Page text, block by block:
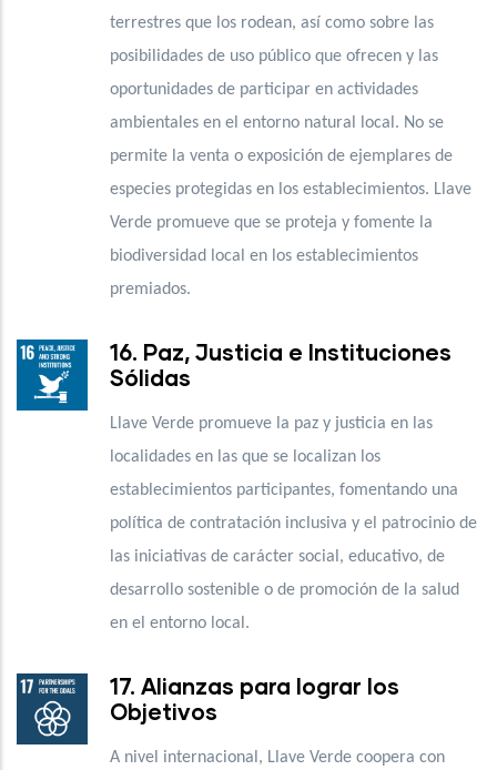
terrestres que los rodean, así como sobre las
posibilidades de uso público que ofrecen y las
oportunidades de participar en actividades
ambientales en el entorno natural local. No se
permite la venta o exposición de ejemplares de
especies protegidas en los establecimientos. Llave
Verde promueve que se proteja y fomente la
biodiversidad local en los establecimientos
premiados.
16. Paz, Justicia e Instituciones
Sólidas
Llave Verde promueve la paz y justicia en las
localidades en las que se localizan los
establecimientos participantes, fomentando una
política de contratación inclusiva y el patrocinio de
las iniciativas de carácter social, educativo, de
desarrollo sostenible o de promoción de la salud
en el entorno local.
17. Alianzas para lograr los
Objetivos
A nivel internacional, Llave Verde coopera con